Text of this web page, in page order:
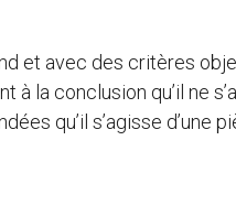
et avec des critères
la conclusion qu’il ne
qu’il s’agisse d’une